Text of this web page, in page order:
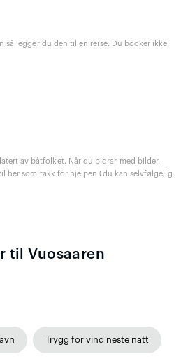
så legger du den til en reise. Du booker ikke
av båtfolket. Når du bidrar med bilder,
her som takk for hjelpen (du kan selvfølgelig
til Vuosaaren
Trygg for vind neste natt